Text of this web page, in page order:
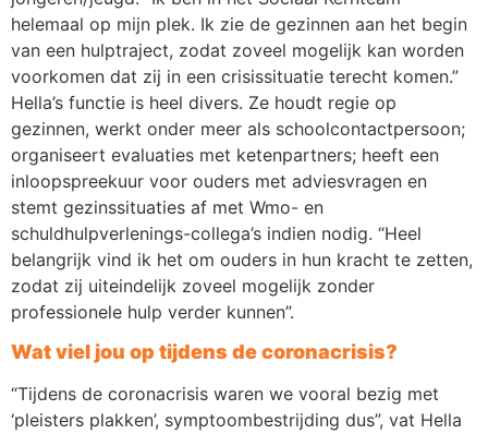
helemaal op mijn plek. Ik zie de gezinnen aan het begin
van een hulptraject, zodat zoveel mogelijk kan worden
voorkomen dat zij in een crisissituatie terecht komen.”
Hella’s functie is heel divers. Ze houdt regie op
gezinnen, werkt onder meer als schoolcontactpersoon;
organiseert evaluaties met ketenpartners; heeft een
inloopspreekuur voor ouders met adviesvragen en
stemt gezinssituaties af met Wmo- en
schuldhulpverlenings-collega’s indien nodig. “Heel
belangrijk vind ik het om ouders in hun kracht te zetten,
zodat zij uiteindelijk zoveel mogelijk zonder
professionele hulp verder kunnen”.
Wat viel jou op tijdens de coronacrisis?
“Tijdens de coronacrisis waren we vooral bezig met
‘pleisters plakken’, symptoombestrijding dus”, vat Hella